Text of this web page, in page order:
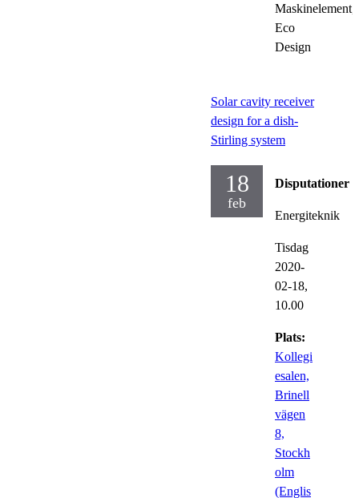
Maskinelement,
Eco
Design
Solar cavity receiver
design for a dish-
Stirling system
18
feb
Disputationer
Energiteknik
Tisdag
2020-
02-18,
10.00
Plats:
Kollegi
esalen,
Brinell
vägen
8,
Stockh
olm
(Englis